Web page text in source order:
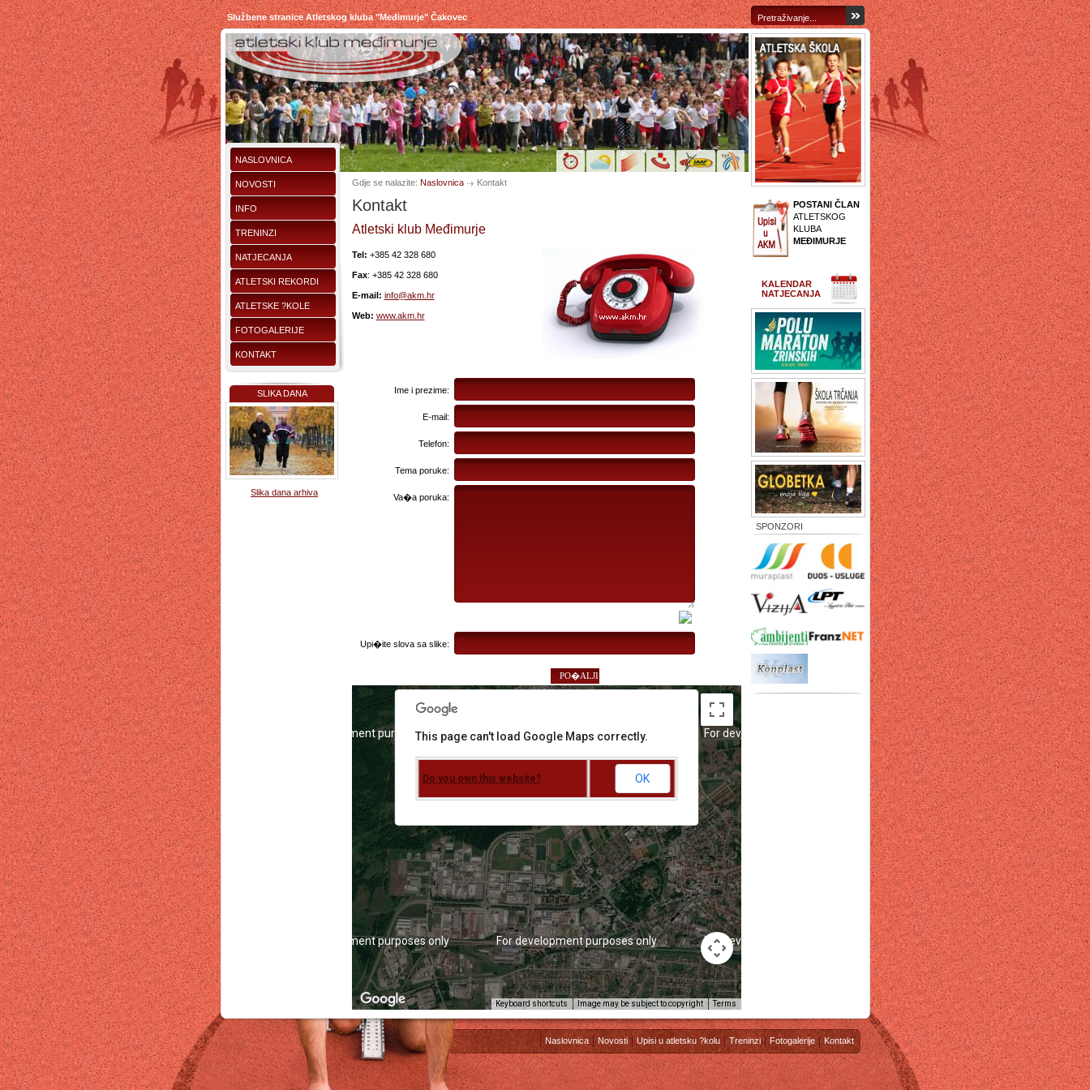
Službene stranice Atletskog kluba "Međimurje" Čakovec
POSTANI ČLAN
ATLETSKOG
KLUBA
MEĐIMURJE
KALENDAR
NATJECANJA
SPONZORI
NASLOVNICA
NOVOSTI
INFO
TRENINZI
NATJECANJA
ATLETSKI REKORDI
ATLETSKE ?KOLE
FOTOGALERIJE
KONTAKT
SLIKA DANA
Slika dana arhiva
Gdje se nalazite: Naslovnica Kontakt
Kontakt
Atletski klub Međimurje
Tel: +385 42 328 680
Fax: +385 42 328 680
E-mail: info@akm.hr
Web: www.akm.hr
Ime i prezime:
E-mail:
Telefon:
Tema poruke:
Va�a poruka:
Upi�ite slova sa slike:
For development purposes only
For development purposes only
For development purposes only
For development purposes only
For development purposes only
For development purposes only
Keyboard shortcuts Image may be subject to copyright Terms
This page can't load Google Maps correctly.
Do you own this website? OK
Naslovnica Novosti Upisi u atletsku ?kolu Treninzi Fotogalerije Kontakt